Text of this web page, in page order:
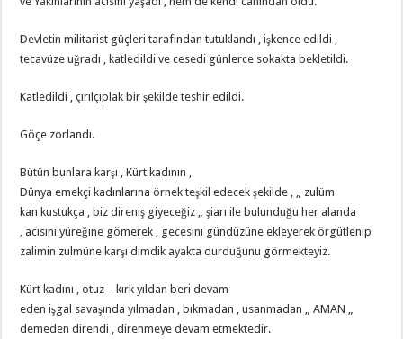
Devletin militarist güçleri tarafından tutuklandı , işkence edildi ,
tecavüze uğradı , katledildi ve cesedi günlerce sokakta bekletildi.
Katledildi , çırılçıplak bir şekilde teshir edildi.
Göçe zorlandı.
Bütün bunlara karşı , Kürt kadının ,
Dünya emekçi kadınlarına örnek teşkil edecek şekilde , „ zulüm
kan kustukça , biz direniş giyeceğiz „ şiarı ile bulunduğu her alanda
, acısını yüreğine gömerek , gecesini gündüzüne ekleyerek örgütlenip
zalimin zulmüne karşı dimdik ayakta durduğunu görmekteyiz.
Kürt kadını , otuz – kırk yıldan beri devam
eden işgal savaşında yılmadan , bıkmadan , usanmadan „ AMAN „
demeden direndi , direnmeye devam etmektedir.